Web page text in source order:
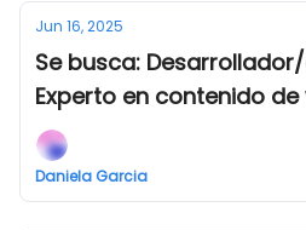
Jun 16, 2025
Se busca:
Experto en contenido
con IA y mucho más👀
Daniela Garcia